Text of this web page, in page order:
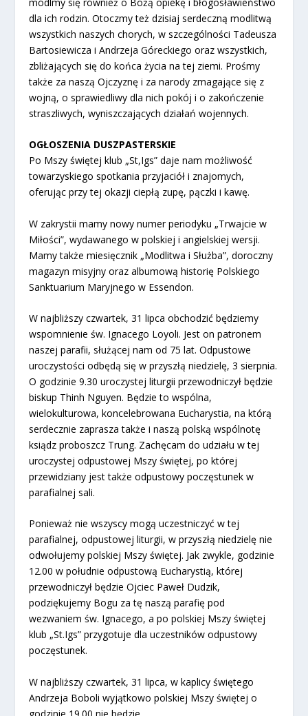
dla ich rodzin. Otoczmy też dzisiaj serdeczną modlitwą
wszystkich naszych chorych, w szczególności Tadeusza
Bartosiewicza i Andrzeja Góreckiego oraz wszystkich,
zbliżających się do końca życia na tej ziemi. Prośmy
także za naszą Ojczyznę i za narody zmagające się z
wojną, o sprawiedliwy dla nich pokój i o zakończenie
straszliwych, wyniszczających działań wojennych.
OGŁOSZENIA DUSZPASTERSKIE
Po Mszy świętej klub „St,Igs” daje nam możliwość
towarzyskiego spotkania przyjaciół i znajomych,
oferując przy tej okazji ciepłą zupę, pączki i kawę.
W zakrystii mamy nowy numer periodyku „Trwajcie w
Miłości”, wydawanego w polskiej i angielskiej wersji.
Mamy także miesięcznik „Modlitwa i Służba”, doroczny
magazyn misyjny oraz albumową historię Polskiego
Sanktuarium Maryjnego w Essendon.
W najbliższy czwartek, 31 lipca obchodzić będziemy
wspomnienie św. Ignacego Loyoli. Jest on patronem
naszej parafii, służącej nam od 75 lat. Odpustowe
uroczystości odbędą się w przyszłą niedzielę, 3 sierpnia.
O godzinie 9.30 uroczystej liturgii przewodniczył będzie
biskup Thinh Nguyen. Będzie to wspólna,
wielokulturowa, koncelebrowana Eucharystia, na którą
serdecznie zaprasza także i naszą polską wspólnotę
ksiądz proboszcz Trung. Zachęcam do udziału w tej
uroczystej odpustowej Mszy świętej, po której
przewidziany jest także odpustowy poczęstunek w
parafialnej sali.
Ponieważ nie wszyscy mogą uczestniczyć w tej
parafialnej, odpustowej liturgii, w przyszłą niedzielę nie
odwołujemy polskiej Mszy świętej. Jak zwykle, godzinie
12.00 w południe odpustową Eucharystią, której
przewodniczył będzie Ojciec Paweł Dudzik,
podziękujemy Bogu za tę naszą parafię pod
wezwaniem św. Ignacego, a po polskiej Mszy świętej
klub „St.Igs” przygotuje dla uczestników odpustowy
poczęstunek.
W najbliższy czwartek, 31 lipca, w kaplicy świętego
Andrzeja Boboli wyjątkowo polskiej Mszy świętej o